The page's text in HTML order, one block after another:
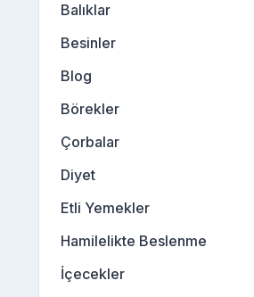
Balıklar
Besinler
Blog
Börekler
Çorbalar
Diyet
Etli Yemekler
Hamilelikte Beslenme
İçecekler